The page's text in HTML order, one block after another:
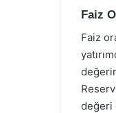
Faiz
Faiz
değeri